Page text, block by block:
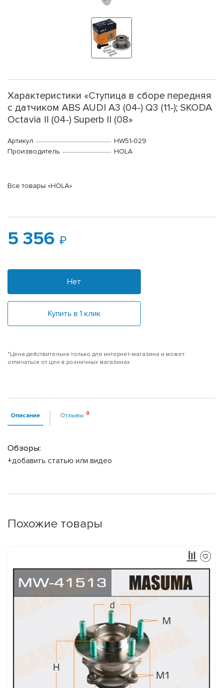
Характеристики «Ступица в сборе передняя
с датчиком ABS AUDI A3 (04-) Q3 (11-); SKODA
Octavia II (04-) Superb II (08»
Артикул
HW51-029
Производитель
HOLA
Все товары «HOLA»
5 356
Нет
Купить в 1 клик
*Цена действительна только для интернет-магазина и может
отличаться от цен в розничных магазинах
Описание Отзывы
Обзоры:
+добавить статью или видео
Похожие товары